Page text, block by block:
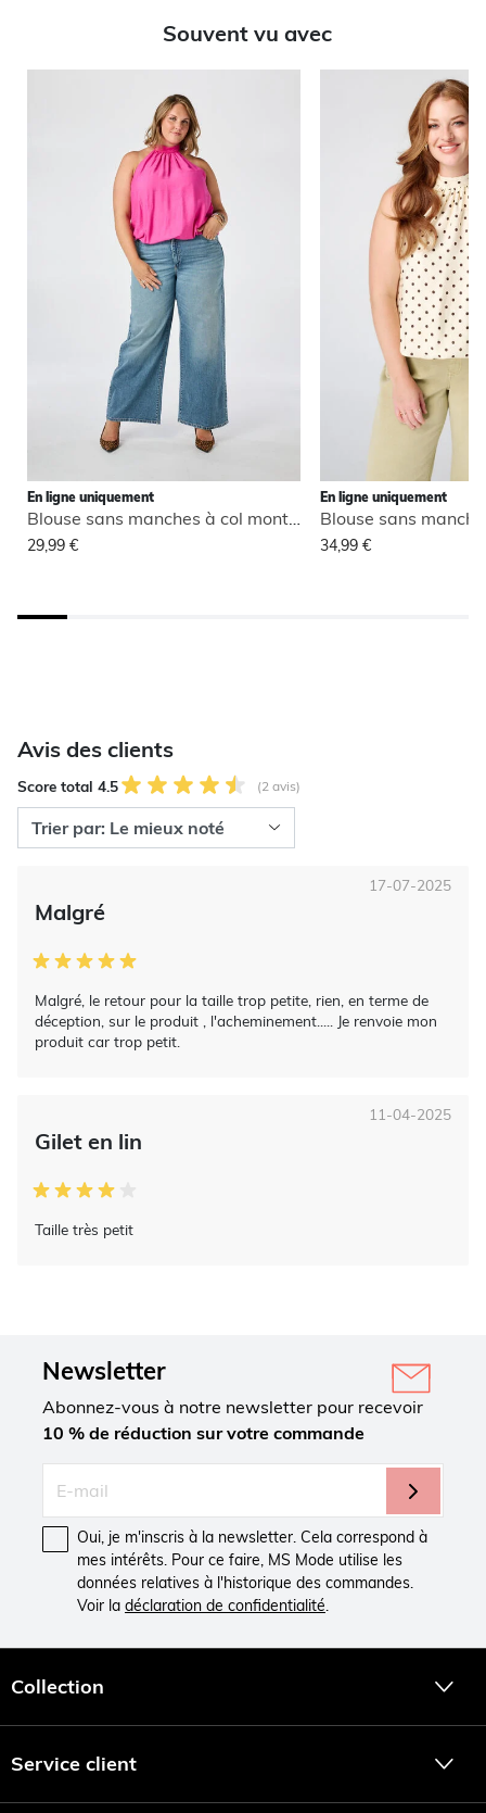
Souvent vu avec
En ligne uniquement
29,99 €
En ligne uniquement
34,99 €
Avis des clients
Score total 4.5 (2 avis)
Malgré
Malgré, le retour pour la taille trop petite, rien, en terme de
déception, sur le produit , l'acheminement..... Je renvoie mon
produit car trop petit.
17-07-2025
Gilet en lin
Taille très petit
11-04-2025
Newsletter
Abonnez-vous à notre newsletter pour recevoir
10 % de réduction sur votre commande
Oui, je m'inscris à la newsletter. Cela correspond à
mes intérêts. Pour ce faire, MS Mode utilise les
données relatives à l'historique des commandes.
Voir la déclaration de confidentialité.
Collection
Service client